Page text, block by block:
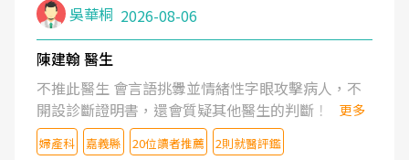
吳華桐 2026-08-06
陳建翰 醫生
不推此醫生 會言語挑釁並情緒性字眼攻擊病人，不
開設診斷證明書，還會質疑其他醫生的判斷！
更多
婦產科 嘉義縣 20位讀者推薦 2則就醫評鑑